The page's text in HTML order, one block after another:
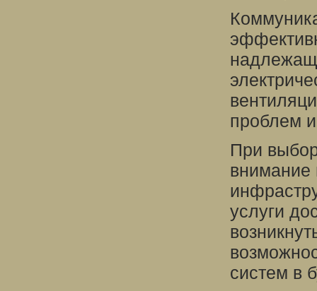
проблем
При
внимание
услуги
систем в